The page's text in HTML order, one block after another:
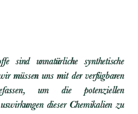
sind unnatürliche synthetische
müssen uns mit der verfügbaren
um die potenziellen
dieser Chemikalien zu